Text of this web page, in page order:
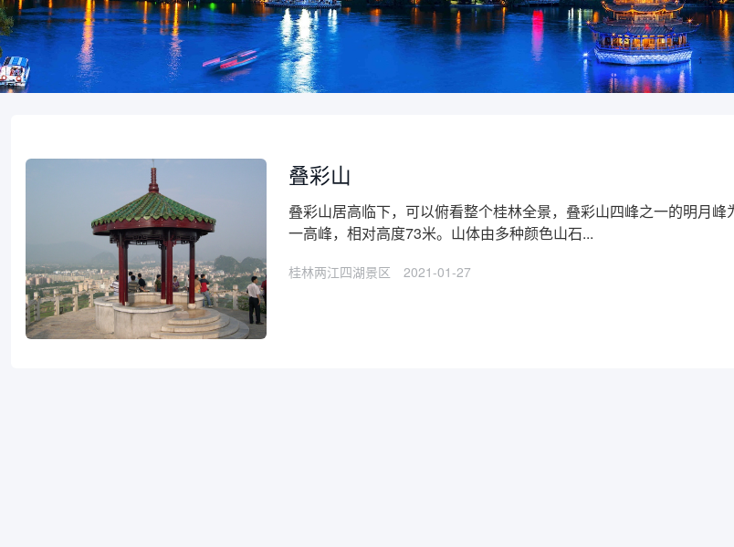
叠彩山
叠彩山居高临下，可以俯看整个桂林全景，叠彩山四峰之一的明月峰
一高峰，相对高度73米。山体由多种颜色山石...
桂林两江四湖景区 2021-01-27